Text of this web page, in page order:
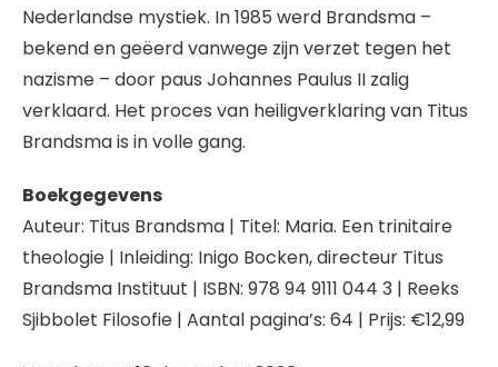
Nederlandse mystiek. In 1985 werd Brandsma –
bekend en geëerd vanwege zijn verzet tegen het
nazisme – door paus Johannes Paulus II zalig
verklaard. Het proces van heiligverklaring van Titus
Brandsma is in volle gang.
Boekgegevens
Auteur: Titus Brandsma | Titel: Maria. Een trinitaire
theologie | Inleiding: Inigo Bocken, directeur Titus
Brandsma Instituut | ISBN: 978 94 9111 044 3 | Reeks
Sjibbolet Filosofie | Aantal pagina’s: 64 | Prijs: €12,99